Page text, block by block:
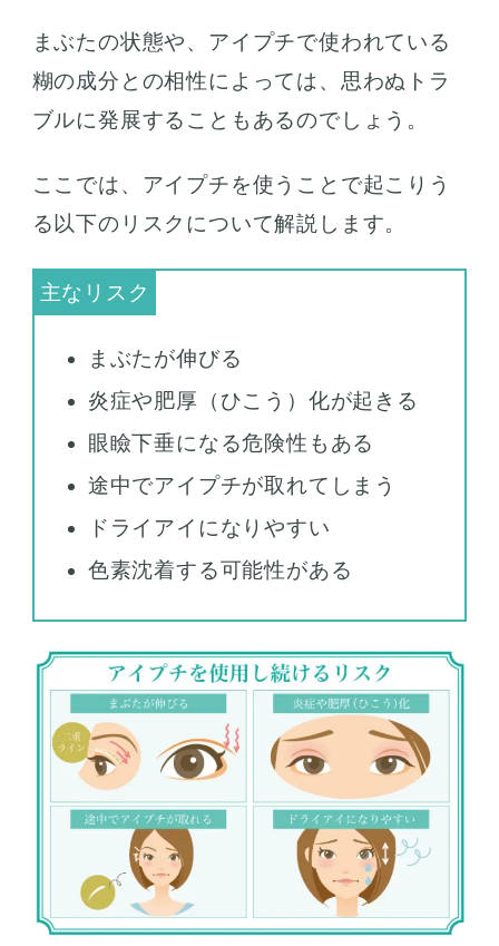
まぶたの状態や、アイプチで使われている
糊の成分との相性によっては、思わぬトラ
ブルに発展することもあるのでしょう。
ここでは、アイプチを使うことで起こりう
る以下のリスクについて解説します。
まぶたが伸びる
炎症や肥厚（ひこう）化が起きる
眼瞼下垂になる危険性もある
途中でアイプチが取れてしまう
ドライアイになりやすい
色素沈着する可能性がある